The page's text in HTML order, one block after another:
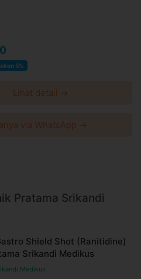
5%
Lihat detail →
via WhatsApp →
Pratama Srikandi
Shield Shot (Ranitidine)
Srikandi Medikus
Medikus